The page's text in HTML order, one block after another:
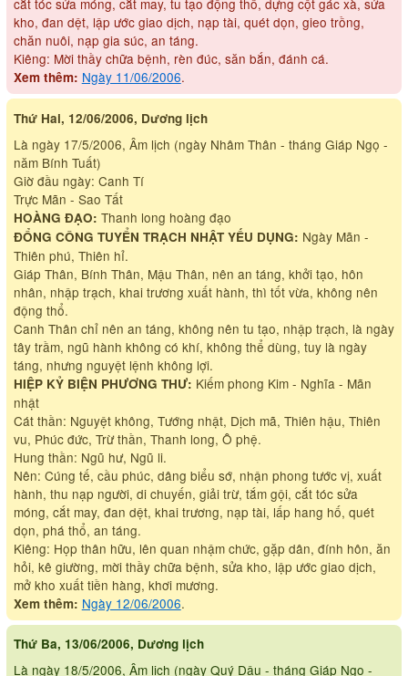
kho, đan dệt, lập ước giao dịch, nạp tài, quét dọn, gieo trồng,
chăn nuôi, nạp gia súc, an táng.
Kiêng: Mời thầy chữa bệnh, rèn đúc, săn bắn, đánh cá.
Xem thêm: Ngày 11/06/2006.
Thứ Hai, 12/06/2006, Dương lịch
Là ngày 17/5/2006, Âm lịch (ngày Nhâm Thân - tháng Giáp Ngọ -
năm Bính Tuất)
Giờ đầu ngày: Canh Tí
Trực Mãn - Sao Tất
HOÀNG ĐẠO: Thanh long hoàng đạo
ĐỔNG CÔNG TUYỂN TRẠCH NHẬT YẾU DỤNG: Ngày Mãn -
Thiên phú, Thiên hỉ.
Giáp Thân, Bính Thân, Mậu Thân, nên an táng, khởi tạo, hôn
nhân, nhập trạch, khai trương xuất hành, thì tốt vừa, không nên
động thổ.
Canh Thân chỉ nên an táng, không nên tu tạo, nhập trạch, là ngày
tây trầm, ngũ hành không có khí, không thể dùng, tuy là ngày
táng, nhưng nguyệt lệnh không lợi.
HIỆP KỶ BIỆN PHƯƠNG THƯ: Kiếm phong Kim - Nghĩa - Mãn
nhật
Cát thần: Nguyệt không, Tướng nhật, Dịch mã, Thiên hậu, Thiên
vu, Phúc đức, Trừ thần, Thanh long, Ô phệ.
Hung thần: Ngũ hư, Ngũ li.
Nên: Cúng tế, cầu phúc, dâng biểu sớ, nhận phong tước vị, xuất
hành, thu nạp người, di chuyến, giải trừ, tắm gội, cắt tóc sửa
móng, cắt may, đan dệt, khai trương, nạp tài, lấp hang hố, quét
dọn, phá thổ, an táng.
Kiêng: Họp thân hữu, lên quan nhậm chức, gặp dân, đính hôn, ăn
hỏi, kê giường, mời thầy chữa bệnh, sửa kho, lập ước giao dịch,
mở kho xuất tiền hàng, khơi mương.
Xem thêm: Ngày 12/06/2006.
Thứ Ba, 13/06/2006, Dương lịch
Là ngày 18/5/2006, Âm lịch (ngày Quý Dậu - tháng Giáp Ngọ -